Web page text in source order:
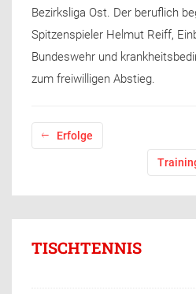
Bezirksliga Ost. Der beruflich
Spitzenspieler Helmut Reiff,
Bundeswehr und
zum freiwilligen Abstieg.
Erfolge
TISCHTENNIS